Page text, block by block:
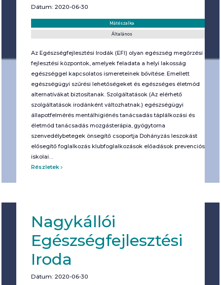
Dátum: 2020-06-30
Mátészalka
Általános
Az Egészségfejlesztési Irodák (EFI) olyan egészség megőrzési és
fejlesztési központok, amelyek feladata a helyi lakosság
egészséggel kapcsolatos ismereteinek bővítése. Emellett
egészségügyi szűrési lehetőségeket és egészséges életmód
alternatívákat biztosítanak. Szolgáltatások (Az elérhető
szolgáltatások irodánként változhatnak.) egészségügyi
állapotfelmérés mentálhigiénés tanácsadás táplálkozási és
életmód tanácsadás mozgásterápia, gyógytorna
szenvedélybetegek önsegítő csoportja Dohányzás leszokást
elősegítő foglalkozás klubfoglalkozások előadások prevenciós
iskolai…
Részletek
Nagykállói
Egészségfejlesztési
Iroda
Dátum: 2020-06-30